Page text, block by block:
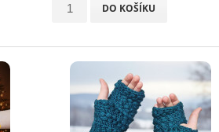
DO KOŠÍKU